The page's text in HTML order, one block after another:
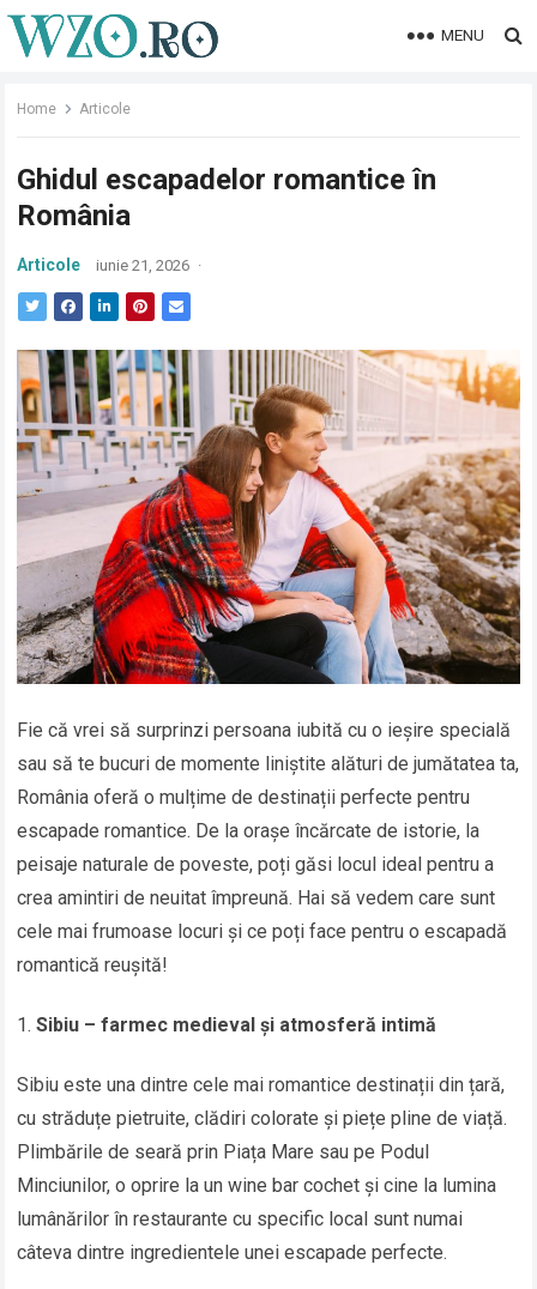
MENU
Home Articole
Ghidul escapadelor romantice în
România
Articole iunie 21, 2026 ·
Fie că vrei să surprinzi persoana iubită cu o ieșire specială
sau să te bucuri de momente liniștite alături de jumătatea ta,
România oferă o mulțime de destinații perfecte pentru
escapade romantice. De la orașe încărcate de istorie, la
peisaje naturale de poveste, poți găsi locul ideal pentru a
crea amintiri de neuitat împreună. Hai să vedem care sunt
cele mai frumoase locuri și ce poți face pentru o escapadă
romantică reușită!
Sibiu – farmec medieval și atmosferă intimă
Sibiu este una dintre cele mai romantice destinații din țară,
cu străduțe pietruite, clădiri colorate și piețe pline de viață.
Plimbările de seară prin Piața Mare sau pe Podul
Minciunilor, o oprire la un wine bar cochet și cine la lumina
lumânărilor în restaurante cu specific local sunt numai
câteva dintre ingredientele unei escapade perfecte.